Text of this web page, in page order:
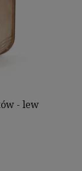
- lew